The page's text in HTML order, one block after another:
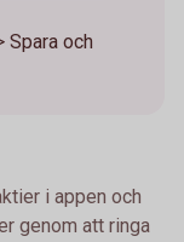
Spara och
i appen och
genom att ringa